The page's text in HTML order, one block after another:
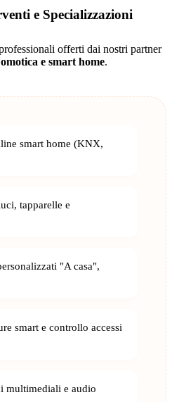
e Specializzazioni
offerti dai nostri partner
e smart home.
smart home (KNX,
tapparelle e
"A casa",
smart e controllo accessi
multimediali e audio